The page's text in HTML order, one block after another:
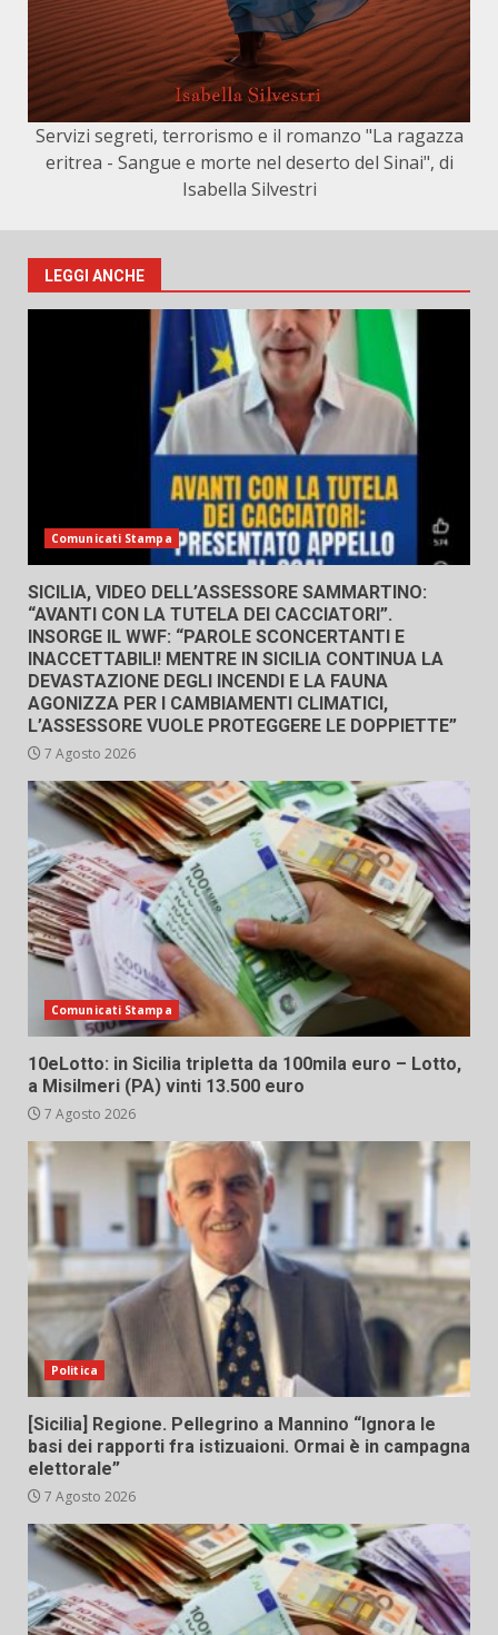
Servizi segreti, terrorismo e il romanzo "La ragazza
eritrea - Sangue e morte nel deserto del Sinai", di
Isabella Silvestri
LEGGI ANCHE
Comunicati Stampa
SICILIA, VIDEO DELL’ASSESSORE SAMMARTINO:
“AVANTI CON LA TUTELA DEI CACCIATORI”.
INSORGE IL WWF: “PAROLE SCONCERTANTI E
INACCETTABILI! MENTRE IN SICILIA CONTINUA LA
DEVASTAZIONE DEGLI INCENDI E LA FAUNA
AGONIZZA PER I CAMBIAMENTI CLIMATICI,
L’ASSESSORE VUOLE PROTEGGERE LE DOPPIETTE”
7 Agosto 2026
Comunicati Stampa
10eLotto: in Sicilia tripletta da 100mila euro – Lotto,
a Misilmeri (PA) vinti 13.500 euro
7 Agosto 2026
Politica
[Sicilia] Regione. Pellegrino a Mannino “Ignora le
basi dei rapporti fra istizuaioni. Ormai è in campagna
elettorale”
7 Agosto 2026